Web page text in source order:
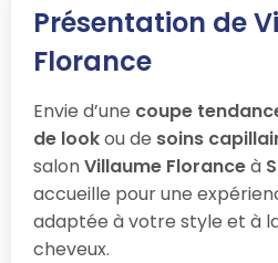
Présentation de
Florance
Envie d’une coupe
de lookou de soins
salonVillaume Floranceà
accueille pour une
adaptée à votre style et à
cheveux.